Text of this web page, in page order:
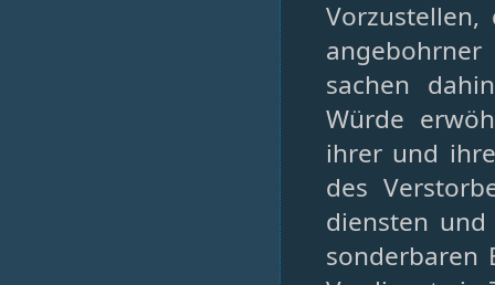
sachen
Würde
ihrer und
des
diensten
sonderbaren